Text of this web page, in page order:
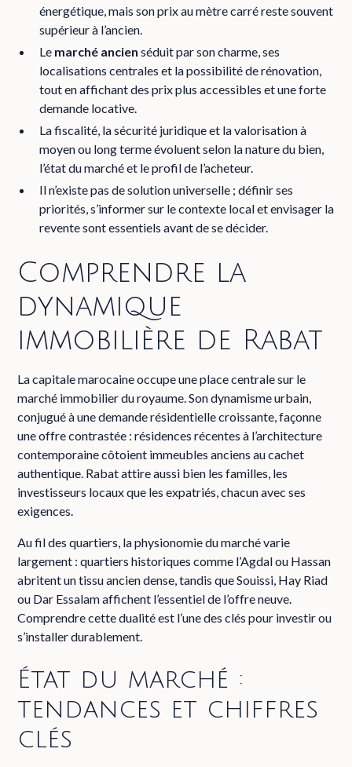
énergétique, mais sonprix au mètre carréreste souvent
supérieur à l’ancien.
Le marché ancien séduit par son charme, ses
localisations centrales et la possibilité de rénovation,
tout en affichant des prix plus accessibles et une forte
demande locative.
Lafiscalité, la sécurité juridique et la valorisation à
moyen ou long terme évoluent selon la nature du bien,
l’état du marchéet le profil de l’acheteur.
Il n’existe pas de solution universelle ; définir ses
priorités, s’informer sur le contexte local et envisager la
revente sont essentiels avant de se décider.
Comprendre la
dynamique
immobilière de Rabat
La capitale marocaine occupe une place centrale sur le
marché immobilier du royaume. Son dynamisme urbain,
conjugué à une demande résidentielle croissante, façonne
une offre contrastée : résidences récentes à l’architecture
contemporaine côtoient immeubles anciens au cachet
authentique. Rabat attire aussi bien les familles, les
investisseurs locaux que les expatriés, chacun avec ses
exigences.
Au fil des quartiers, la physionomie du marché varie
largement : quartiers historiques comme l’Agdal ou Hassan
abritent un tissu ancien dense, tandis que Souissi, Hay Riad
ou Dar Essalam affichent l’essentiel de l’offre neuve.
Comprendre cette dualité est l’une des clés pour investir ou
s’installer durablement.
État du marché :
tendances et chiffres
clés